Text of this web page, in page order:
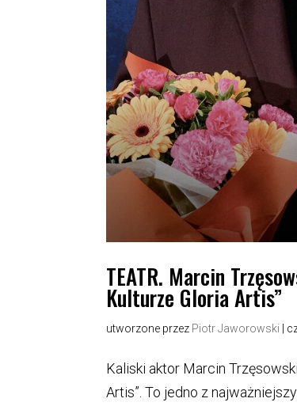
TEATR. Marcin
Kulturze Gloria Artis”
utworzone przez Piotr Jaworowski |
Kaliski aktor Marcin
Artis”. To jedno z